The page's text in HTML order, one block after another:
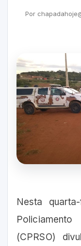
Por
Nesta
(CPRSO)